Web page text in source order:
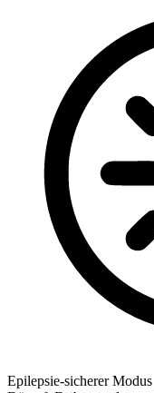
Epilepsie-sicherer Modus